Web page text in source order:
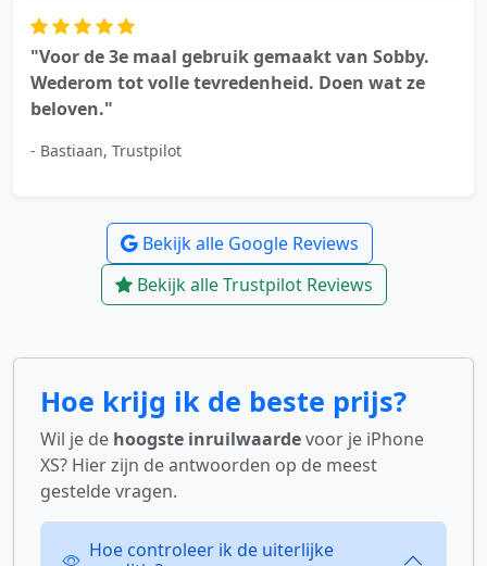
"Voor de 3e maal gebruik gemaakt van Sobby.
Wederom tot volle tevredenheid. Doen wat ze
beloven."
- Bastiaan, Trustpilot
Bekijk alle Google Reviews
Bekijk alle Trustpilot Reviews
Hoe krijg ik de beste prijs?
Wil je de hoogste inruilwaardevoor je iPhone
XS? Hier zijn de antwoorden op de meest
gestelde vragen.
Hoe controleer ik de uiterlijke